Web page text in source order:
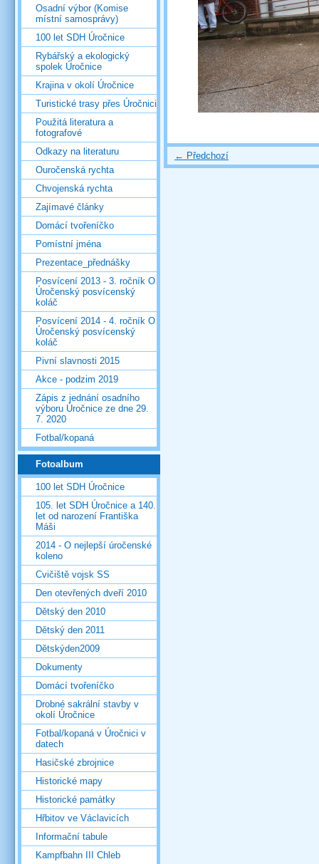
← Předchozí
Osadní výbor (Komise
místní samosprávy)
100 let SDH Úročnice
Rybářský a ekologický
spolek Úročnice
Krajina v okolí Úročnice
Turistické trasy přes Úročnici
Použitá literatura a
fotografové
Odkazy na literaturu
Ouročenská rychta
Chvojenská rychta
Zajímavé články
Domácí tvořeníčko
Pomístní jména
Prezentace_přednášky
Posvícení 2013 - 3. ročník O
Úročenský posvícenský
koláč
Posvícení 2014 - 4. ročník O
Úročenský posvícenský
koláč
Pivní slavnosti 2015
Akce - podzim 2019
Zápis z jednání osadního
výboru Úročnice ze dne 29.
7. 2020
Fotbal/kopaná
Fotoalbum
100 let SDH Úročnice
105. let SDH Úročnice a 140.
let od narození Františka
Máši
2014 - O nejlepší úročenské
koleno
Cvičiště vojsk SS
Den otevřených dveří 2010
Dětský den 2010
Dětský den 2011
Dětskýden2009
Dokumenty
Domácí tvořeníčko
Drobné sakrální stavby v
okolí Úročnice
Fotbal/kopaná v Úročnici v
datech
Hasičské zbrojnice
Historické mapy
Historické památky
Hřbitov ve Václavicích
Informační tabule
Kampfbahn III Chleb